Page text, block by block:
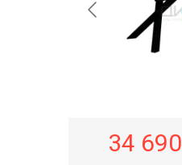
34 690